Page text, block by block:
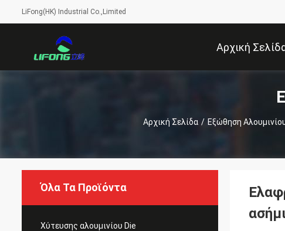
LiFong(HK) Industrial Co.,Limited
Αρχική
Αρχική Σελίδα / Εξώθηση
Όλα Τα Προϊόντα
Χύτευσης αλουμινίου Die